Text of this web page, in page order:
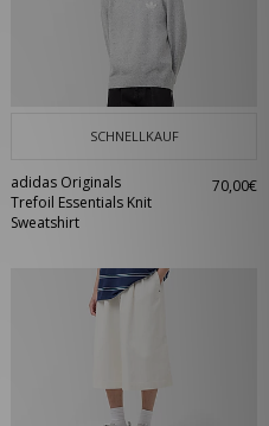
SCHNELLKAUF
adidas Originals
Trefoil Essentials Knit
Sweatshirt
70,00€